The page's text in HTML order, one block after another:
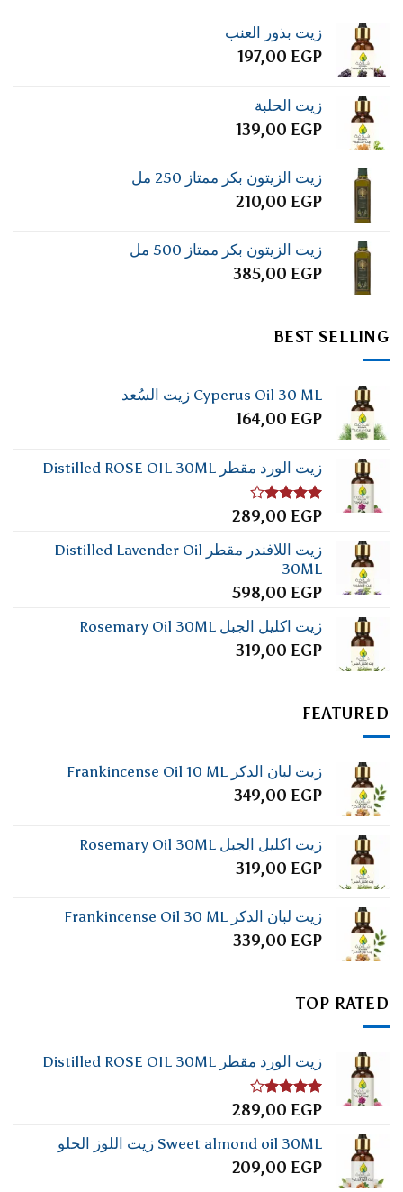
زيت بذور العنب
197,00 EGP
زيت الحلبة
139,00 EGP
زيت الزيتون بكر ممتاز 250 مل
210,00 EGP
زيت الزيتون بكر ممتاز 500 مل
385,00 EGP
BEST SELLING
Cyperus Oil 30 ML زيت السُعد
164,00 EGP
زيت الورد مقطر Distilled ROSE OIL 30ML
تم
من
5
289,00 EGP
زيت اللافندر مقطر Distilled Lavender Oil
30ML
598,00 EGP
زيت اكليل الجبل Rosemary Oil 30ML
319,00 EGP
FEATURED
زيت لبان الدكر Frankincense Oil 10 ML
349,00 EGP
زيت اكليل الجبل Rosemary Oil 30ML
319,00 EGP
زيت لبان الدكر Frankincense Oil 30 ML
339,00 EGP
TOP RATED
زيت الورد مقطر Distilled ROSE OIL 30ML
تم
4.00من
5
289,00 EGP
Sweet almond oil 30ML زيت اللوز الحلو
209,00 EGP